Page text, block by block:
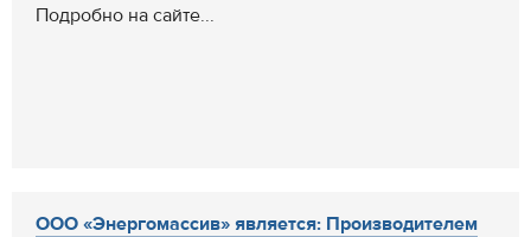
Подробно на сайте...
ООО «Энергомассив» является: Производителем